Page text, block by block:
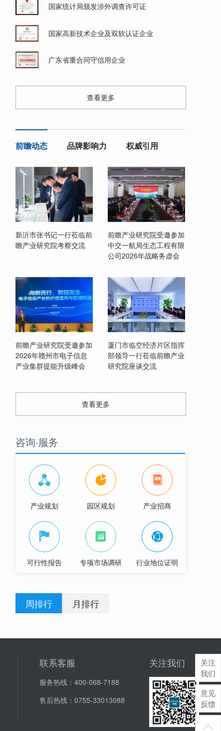
国家统计局颁发涉外调查许可证
国家高新技术企业及双软认证企业
广东省重合同守信用企业
查看更多
前瞻动态 品牌影响力 权威引用
新沂市张书记一行莅临前
瞻产业研究院考察交流
前瞻产业研究院受邀参加
中交一航局生态工程有限
公司2026年战略务虚会
前瞻产业研究院受邀参加
2026年赣州市电子信息
产业集群提能升级峰会
厦门市临空经济片区指挥
部领导一行莅临前瞻产业
研究院座谈交流
查看更多
咨询·服务
产业规划 园区规划 产业招商
可行性报告 专项市场调研 行业地位证明
周排行 月排行
关注
我们
意见
反馈
J
联系客服
服务热线： 400-068-7188
售后热线： 0755-33013088
关注我们